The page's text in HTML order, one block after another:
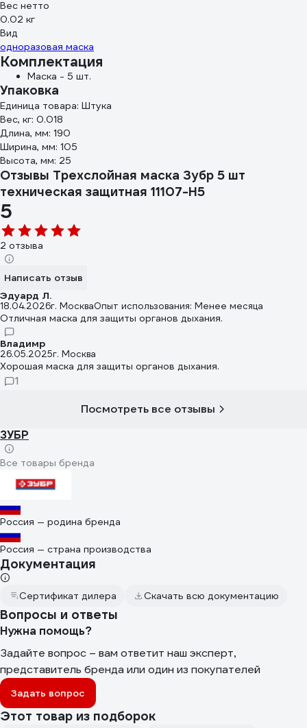
Вес нетто
0.02 кг
Вид
одноразовая маска
Комплектация
Маска - 5 шт.
Упаковка
Единица товара: Штука
Вес, кг: 0.018
Длина, мм: 190
Ширина, мм: 105
Высота, мм: 25
Отзывы Трехслойная маска Зубр 5 шт
техническая защитная 11107-H5
5
2 отзыва
Написать отзыв
Эдуард Л.
18.04.2026г. МоскваОпыт использования: Менее месяца
Отличная маска для защиты органов дыхания.
Владимр
26.05.2025г. Москва
Хорошая маска для защиты органов дыхания.
1
Посмотреть все отзывы
ЗУБР
Все товары бренда
Россия — родина бренда
Россия — страна производства
Документация
Сертификат дилера Скачать всю документацию
Вопросы и ответы
Нужна помощь?
Задайте вопрос – вам ответит наш эксперт,
представитель бренда или один из покупателей
Задать вопрос
Этот товар из подборок